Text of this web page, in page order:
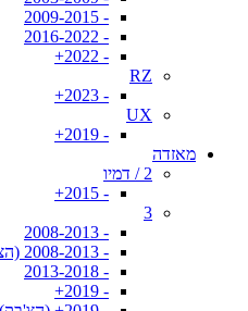
- 2009-2015
- 2016-2022
- 2022+
RZ
- 2023+
UX
- 2019+
מאזדה
2 / דמיו
- 2015+
3
- 2008-2013
- 2008-2013 (הצ'בק)
- 2013-2018
- 2019+